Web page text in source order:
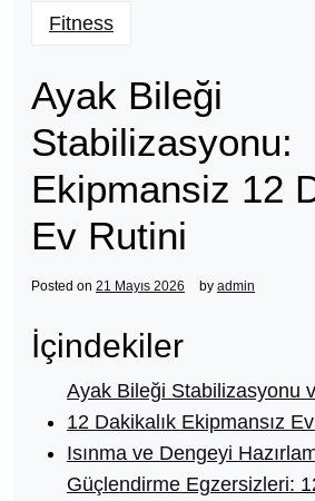
Fitness
Ayak Bileği
Stabilizasyonu:
Ekipmansiz 12
Ev Rutini
Posted on 21 Mayıs 2026 by admin
İçindekiler
Ayak Bileği Stabilizasyonu
12 Dakikalık Ekipmansız
Isınma ve Dengeyi
Güçlendirme Egzersizleri: